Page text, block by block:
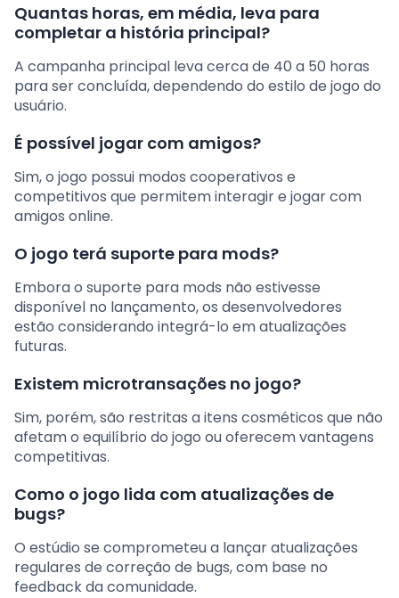
Quantas horas, em média, leva para
completar a história principal?
A campanha principal leva cerca de 40 a 50 horas
para ser concluída, dependendo do estilo de jogo do
usuário.
É possível jogar com amigos?
Sim, o jogo possui modos cooperativos e
competitivos que permitem interagir e jogar com
amigos online.
O jogo terá suporte para mods?
Embora o suporte para mods não estivesse
disponível no lançamento, os desenvolvedores
estão considerando integrá-lo em atualizações
futuras.
Existem microtransações no jogo?
Sim, porém, são restritas a itens cosméticos que não
afetam o equilíbrio do jogo ou oferecem vantagens
competitivas.
Como o jogo lida com atualizações de
bugs?
O estúdio se comprometeu a lançar atualizações
regulares de correção de bugs, com base no
feedback da comunidade.